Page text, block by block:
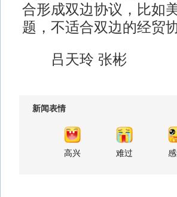
合形成双边协议，比如
题，不适合双边的经贸协
吕天玲 张彬
新闻表情
高兴 难过